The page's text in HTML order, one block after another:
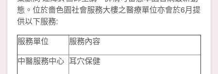
態。位於嗇色園社會服務大樓之醫療單位亦會於6月提
供以下服務:
服務單位
服務內容
中醫服務中心 耳穴保健